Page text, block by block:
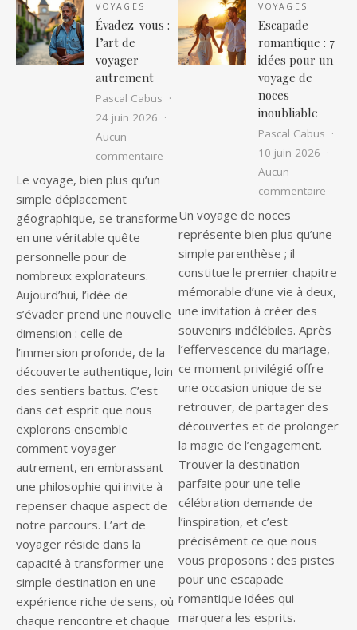
VOYAGES
Évadez-vous :
l’art de
voyager
autrement
Pascal Cabus
24 juin 2026
Aucun
commentaire sur Évadez-vous : l’art de voyager
Le voyage, bien plus qu’un
simple déplacement
géographique, se transforme
en une véritable quête
personnelle pour de
nombreux explorateurs.
Aujourd’hui, l’idée de
s’évader prend une nouvelle
dimension : celle de
l’immersion profonde, de la
découverte authentique, loin
des sentiers battus. C’est
dans cet esprit que nous
explorons ensemble
comment voyager
autrement, en embrassant
une philosophie qui invite à
repenser chaque aspect de
notre parcours. L’art de
voyager réside dans la
capacité à transformer une
simple destination en une
expérience riche de sens, où
chaque rencontre et chaque
VOYAGES
Escapade
romantique : 7
idées pour un
voyage de
noces
inoubliable
Pascal Cabus
10 juin 2026
Aucun
commentaire
Un voyage de noces
représente bien plus qu’une
simple parenthèse ; il
constitue le premier chapitre
mémorable d’une vie à deux,
une invitation à créer des
souvenirs indélébiles. Après
l’effervescence du mariage,
ce moment privilégié offre
une occasion unique de se
retrouver, de partager des
découvertes et de prolonger
la magie de l’engagement.
Trouver la destination
parfaite pour une telle
célébration demande de
l’inspiration, et c’est
précisément ce que nous
vous proposons : des pistes
pour une escapade
romantique idées qui
marquera les esprits.